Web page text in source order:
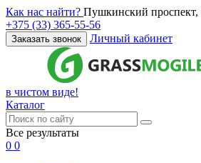
Как нас найти? Пушкинский
+375 (33) 365-55-56
Заказать звонок Личный кабинет
в чистом виде!
Каталог
Все результаты
0 0